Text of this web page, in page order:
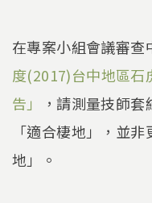
在專案小組會議審查
度(2017)台中地區石
告」
，請測量技師
「適合棲地」，並
地」。